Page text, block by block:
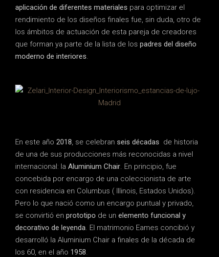
aplicación de diferentes materiales para optimizar el
rendimiento de los diseños finales fue, sin duda, otro de
los ámbitos de actuación de esta pareja de creadores
que forman ya parte de la lista de lospadres del diseño
moderno de interiores.
En este año2018, se celebranseis décadas de historia
de una de sus producciones más reconocidas a nivel
internacional: laAluminium Chair. En principio, fue
concebida por encargo de una coleccionista de arte
con residencia en Columbus ( Illinois, Estados Unidos).
Pero lo que nació como un encargo puntual y privado,
se convirtió enprototipo de unelemento funcional y
decorativo de leyenda. El matrimonio Eames concibió y
desarrolló la Aluminium Chair a finales de la década de
los 60, en el año 1958.